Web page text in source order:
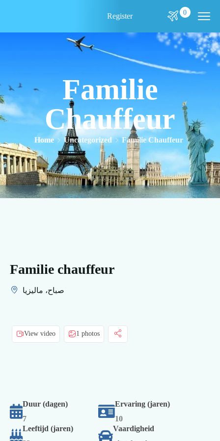
Register 0
Familie
Chauffeur
Home Uncategorized Familie Chauffeur
Familie chauffeur
صباح، ماليزيا
View video 1 photos
Duur (dagen)
7
Ervaring (jaren)
10
Leeftijd (jaren)
Vaardigheid